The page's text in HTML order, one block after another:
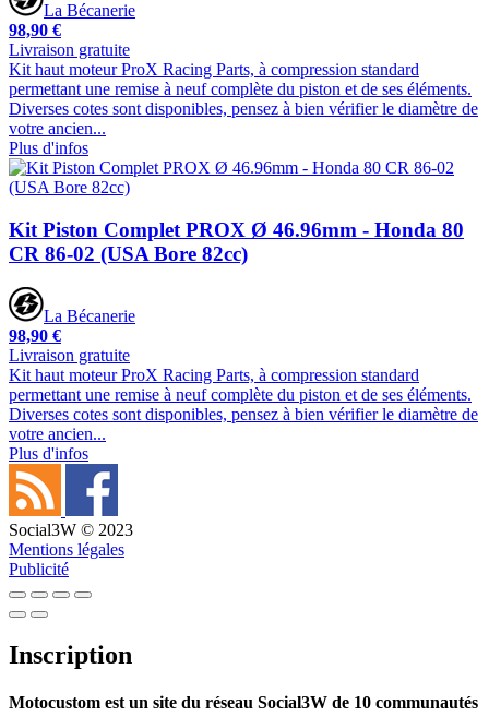
La Bécanerie
98,90 €
Livraison gratuite
Kit haut moteur ProX Racing Parts, à compression standard
permettant une remise à neuf complète du piston et de ses éléments.
Diverses cotes sont disponibles, pensez à bien vérifier le diamètre de
votre ancien...
Plus d'infos
Kit Piston Complet PROX Ø 46.96mm - Honda 80
CR 86-02 (USA Bore 82cc)
La Bécanerie
98,90 €
Livraison gratuite
Kit haut moteur ProX Racing Parts, à compression standard
permettant une remise à neuf complète du piston et de ses éléments.
Diverses cotes sont disponibles, pensez à bien vérifier le diamètre de
votre ancien...
Plus d'infos
Social3W © 2023
Mentions légales
Publicité
Inscription
Motocustom est un site du réseau Social3W de 10 communautés